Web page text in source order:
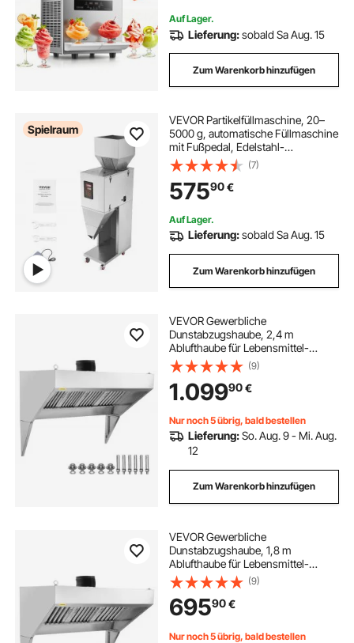
Auf Lager.
Lieferung:sobald Sa Aug. 15
Zum Warenkorb hinzufügen
Spielraum
VEVOR Partikelfüllmaschine, 20–
5000 g, automatische Füllmaschine
mit Fußpedal, Edelstahl-
Wiegefüllmaschine, Wiegefüller für
Bohnen, Samen, Körner, Tee,
Granulatverpackung
(7)
57590€
Auf Lager.
Lieferung:sobald Sa Aug. 15
Zum Warenkorb hinzufügen
VEVOR Gewerbliche
Dunstabzugshaube, 2,4 m
Ablufthaube für Lebensmittel-
Trucks, Edelstahl-Wandhaube für
Konzessionsanhänger mit 4
Abnehmbaren U-förmigen
Ölfilternetzen, Rostbeständige
Abzugshaube
(9)
1.09990€
Nur noch 5 übrig, bald bestellen
Lieferung:So. Aug. 9 - Mi. Aug.
12
Zum Warenkorb hinzufügen
VEVOR Gewerbliche
Dunstabzugshaube, 1,8 m
Ablufthaube für Lebensmittel-
Trucks, Edelstahl-Wandhaube für
Konzessionsanhänger mit 3
Abnehmbaren U-förmigen
Ölfilternetzen, Rostbeständige
Abzugshaube
(9)
69590€
Nur noch 5 übrig, bald bestellen